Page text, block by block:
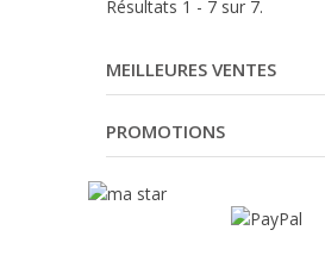
Résultats 1 - 7 sur 7.
MEILLEURES VENTES
PROMOTIONS